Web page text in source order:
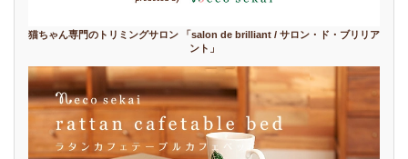
猫ちゃん専門のトリミングサロン 「salon de brilliant / サロン・ド・ブリリア
ント」